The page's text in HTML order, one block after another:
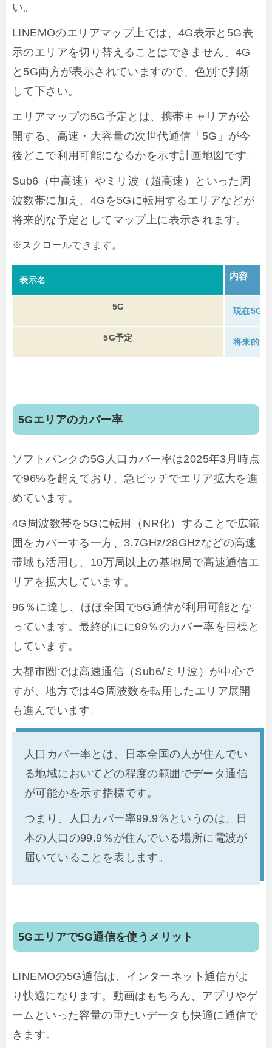
い。
LINEMOのエリアマップ上では、4G表示と5G表
示のエリアを切り替えることはできません。4G
と5G両方が表示されていますので、色別で判断
して下さい。
エリアマップの5G予定とは、携帯キャリアが公
開する、高速・大容量の次世代通信「5G」が今
後どこで利用可能になるかを示す計画地図です。
Sub6（中高速）やミリ波（超高速）といった周
波数帯に加え、4Gを5Gに転用するエリアなどが
将来的な予定としてマップ上に表示されます。
表示名 内容
5G 現在5G
5G予定 将来的に
5Gエリアのカバー率
ソフトバンクの5G人口カバー率は2025年3月時点
で96%を超えており、急ピッチでエリア拡大を進
めています。
4G周波数帯を5Gに転用（NR化）することで広範
囲をカバーする一方、3.7GHz/28GHzなどの高速
帯域も活用し、10万局以上の基地局で高速通信エ
リアを拡大しています。
96％に達し、ほぼ全国で5G通信が利用可能とな
っています。最終的にに99％のカバー率を目標と
しています。
大都市圏では高速通信（Sub6/ミリ波）が中心で
すが、地方では4G周波数を転用したエリア展開
も進んでいます。
人口カバー率とは、日本全国の人が住んでい
る地域においてどの程度の範囲でデータ通信
が可能かを示す指標です。
つまり、人口カバー率99.9％というのは、日
本の人口の99.9％が住んでいる場所に電波が
届いていることを表します。
5Gエリアで5G通信を使うメリット
LINEMOの5G通信は、インターネット通信がよ
り快適になります。動画はもちろん、アプリやゲ
ームといった容量の重たいデータも快適に通信で
きます。